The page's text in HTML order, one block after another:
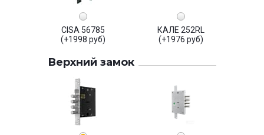
CISA 56785
(+1998 руб)
КАЛЕ 252RL
(+1976 руб)
Верхний замок